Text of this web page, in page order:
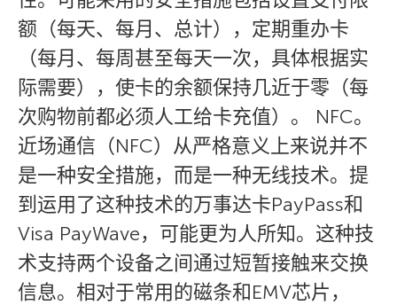
额（每天、每月、总计），定期重办卡
（每月、每周甚至每天一次，具体根据实
际需要），使卡的余额保持几近于零（每
次购物前都必须人工给卡充值）。 NFC。
近场通信（NFC）从严格意义上来说并不
是一种安全措施，而是一种无线技术。提
到运用了这种技术的万事达卡PayPass和
Visa PayWave，可能更为人所知。这种技
术支持两个设备之间通过短暂接触来交换
信息。相对于常用的磁条和EMV芯片，